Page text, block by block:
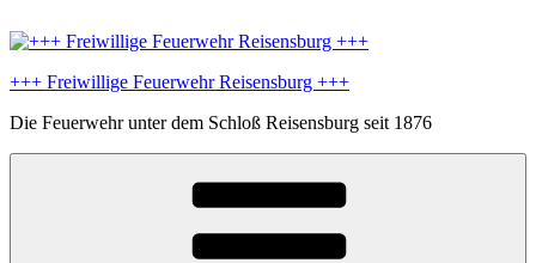
Inhalt
+++ Freiwillige Feuerwehr Reisensburg +++
Die Feuerwehr unter dem Schloß Reisensburg seit 1876